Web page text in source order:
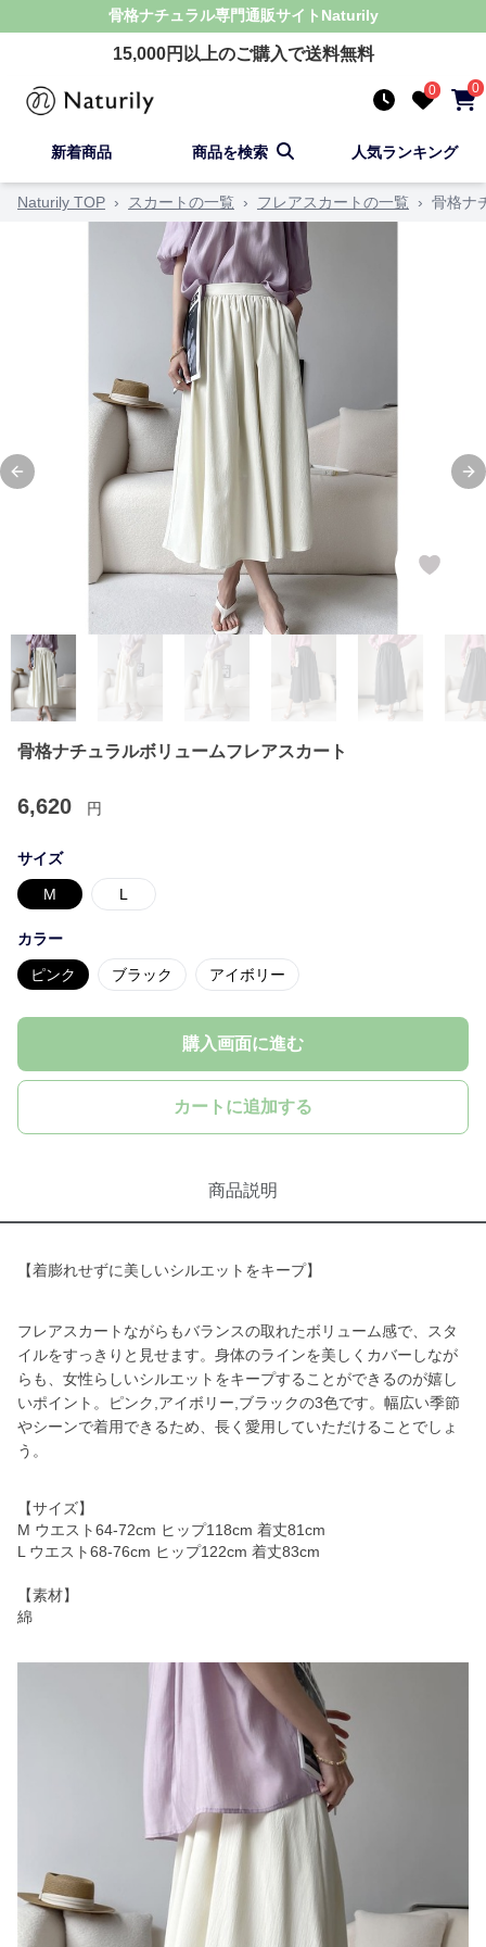
骨格ナチュラル専門通販サイト Naturily
15,000円以上のご購入で送料無料
0 0
新着商品 商品を検索 人気ランキング
Naturily TOP › スカートの一覧 › フレアスカートの一覧 › 骨格ナ
Previous slide
骨格ナチュラルボリュームフレアスカート
6,620 円
サイズ
M L
カラー
ピンク ブラック アイボリー
購入画面に進む
カートに追加する
商品説明
【着膨れせずに美しいシルエットをキープ】
フレアスカートながらもバランスの取れたボリューム感で、スタ
イルをすっきりと見せます。身体のラインを美しくカバーしなが
らも、女性らしいシルエットをキープすることができるのが嬉し
いポイント。ピンク,アイボリー,ブラックの3色です。幅広い季節
やシーンで着用できるため、長く愛用していただけることでしょ
う。
【サイズ】
M ウエスト64-72cm ヒップ118cm 着丈81cm
L ウエスト68-76cm ヒップ122cm 着丈83cm
【素材】
綿